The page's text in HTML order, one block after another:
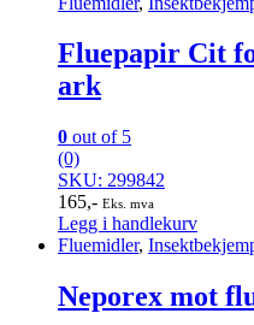
Fluepapir Cit
ark
0 out of 5
(0)
SKU: 299842
165,- Eks. mva
Legg i handlekurv
Fluemidler,
Neporex mot